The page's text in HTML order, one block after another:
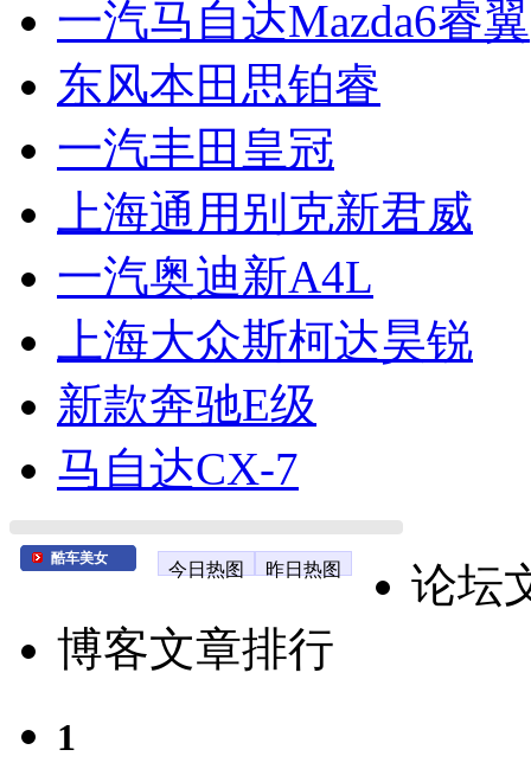
一汽马自达Mazda6睿翼
东风本田思铂睿
一汽丰田皇冠
上海通用别克新君威
一汽奥迪新A4L
上海大众斯柯达昊锐
新款奔驰E级
马自达CX-7
酷车美女
今日热图 昨日热图
论坛
博客文章排行
1